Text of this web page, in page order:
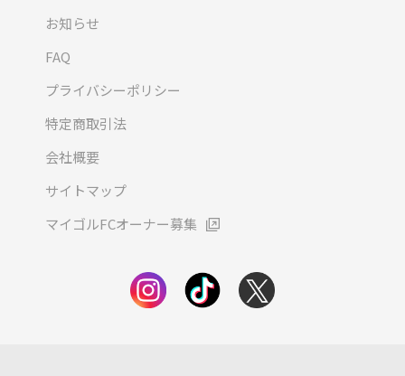
お知らせ
FAQ
プライバシーポリシー
特定商取引法
会社概要
サイトマップ
マイゴルFCオーナー募集